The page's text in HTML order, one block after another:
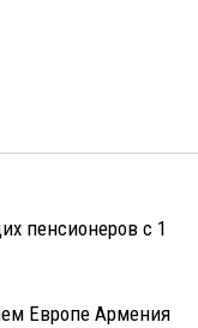
пенсионеров с 1
Европе Армения